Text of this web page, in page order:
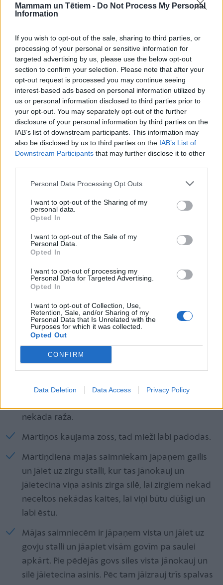
Mammam un Tētiem - Do Not Process My Personal
Information
If you wish to opt-out of the sale, sharing to third parties, or
processing of your personal or sensitive information for
targeted advertising by us, please use the below opt-out
section to confirm your selection. Please note that after your
opt-out request is processed you may continue seeing
interest-based ads based on personal information utilized by
us or personal information disclosed to third parties prior to
your opt-out. You may separately opt-out of the further
disclosure of your personal information by third parties on the
IAB’s list of downstream participants. This information may
also be disclosed by us to third parties on the IAB’s List of
Downstream Participants that may further disclose it to other
Personal Data Processing Opt Outs
I want to opt-out of the Sharing of my
personal data.
Opted In
I want to opt-out of the Sale of my
Personal Data.
Opted In
I want to opt-out of processing my
Personal Data for Targeted Advertising.
Opted In
I want to opt-out of Collection, Use,
Retention, Sale, and/or Sharing of my
Personal Data that Is Unrelated with the
Purposes for which it was collected.
Opted Out
CONFIRM
Data Deletion Data Access Privacy Policy
Ja Mārtiņdienā zosis staigā pa dubļiem, tad
Lieldienās tās ies pa ledu.
Ja ap Mārtiņiem kokos un krūmos redzamas
zaļas lapas, tad nākamā gadā ap Vasarsvētkiem
būs maz zaļu lapu.
Ja Mārtiņos salst – Katrīnas un Andreji būs slapji,
tajos līs.
Ja nedēļā ap Mārtiņiem ir atkušņi – visa ziema
būs ar atkušņiem.
Ja Mārtiņi ir skaidri – ziemā būs sali, bet kopumā
sagaidāms labs gads.
Ja ap Mārtiņiem ir skaidras mēness naktis – būs
skaidrs siena laiks.
Ja Mārtiņa diena iekrīt vecā mēnesī, tad lopu
No Mārtiņiem līdz Ziemassvētkiem jāstāsta
pasakas un jāmin mīklas — tad labi barojas
cūkas.
Pēc Mārtiņdienas nejāj pieguļā un lopus nelaiž
ganos, jo tad zirgus un govis plēš vilki, kam šai
laikā atļauts darīt, ko grib.
tā dodas atpūtā. Ja pēc Mārtiņdienas zemi arot
nekāda raža.
Mārtiņos kaujama zoss, tad mieži labi padodas.
Mārtiņdienā mājas saimniekam jāpaņem gailis
un jāiet uz zirgu stalli, kur tas jānokauj un
jāietecina viņa asinis zirga silē, lai zirgiem nekad
neceltos nekādas kaites, lai viņi būtu dūšīgi un
labi ēstu.
Mājas saimniecēm ir jāpaņem vista un jāiet uz
govju stalli un jāapiet visām govīm pa saulei
apkārt. Pie pēdējās govs siles vista jānokauj un
silē jāietecina asinis. Pēc tam jāizrauj trīs spalvas